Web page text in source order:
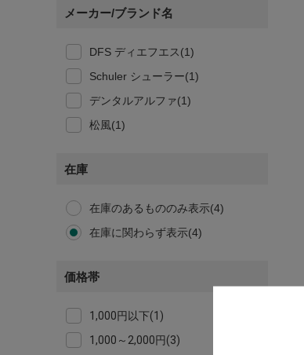
メーカー/ブランド名
DFS ディエフエス(1)
Schuler シューラー(1)
デンタルアルファ(1)
松風(1)
在庫
在庫のあるもののみ表示(4)
在庫に関わらず表示(4)
価格帯
1,000円以下(1)
1,000～2,000円(3)